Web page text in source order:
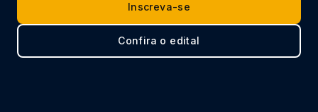
Confira o edital
Inscreva-se